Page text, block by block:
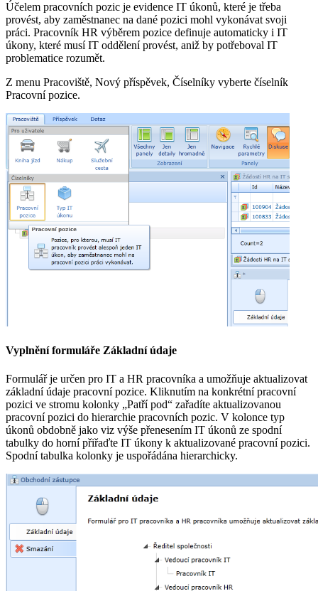
Účelem pracovních pozic je evidence IT úkonů, které je třeba
provést, aby zaměstnanec na dané pozici mohl vykonávat svoji
práci. Pracovník HR výběrem pozice definuje automaticky i IT
úkony, které musí IT oddělení provést, aniž by potřeboval IT
problematice rozumět.
Z menu Pracoviště, Nový příspěvek, Číselníky vyberte číselník
Pracovní pozice.
Vyplnění formuláře Základní údaje
Formulář je určen pro IT a HR pracovníka a umožňuje aktualizovat
základní údaje pracovní pozice. Kliknutím na konkrétní pracovní
pozici ve stromu kolonky „Patří pod“ zařadíte aktualizovanou
pracovní pozici do hierarchie pracovních pozic. V kolonce typ
úkonů obdobně jako viz výše přenesením IT úkonů ze spodní
tabulky do horní přiřaďte IT úkony k aktualizované pracovní pozici.
Spodní tabulka kolonky je uspořádána hierarchicky.